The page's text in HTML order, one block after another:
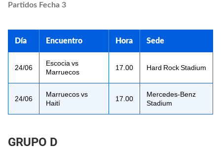
Partidos Fecha 3
Día Encuentro Hora Sede
24/06
Escocia vs
Marruecos
17.00 Hard Rock Stadium
24/06
Marruecos vs
Haití
17.00
Mercedes-Benz
Stadium
GRUPO D